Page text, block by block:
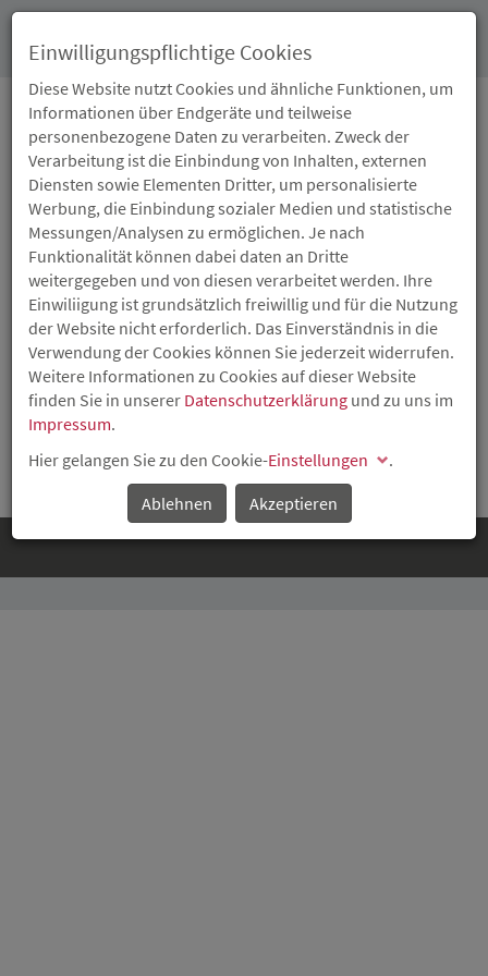
GLOSSAR
CORPORATE VENTURING
Übliche Bezeichnung von Beteiligungskapital, das von
Unternehmen oder verbundenen Beteiligungsgesellschaften
zur Verfügung gestellt wird, die ein weitergehendes Interesse
an dem Unternehmen haben (z. B. Lieferantenkontakte,
strategische Ausrichtung der Geschäfte, Übernahmegedanken
etc.).
Zurück
Einwilligungspflichtige Cookies
Diese Website nutzt Cookies und ähnliche Funktionen, um
Informationen über Endgeräte und teilweise
personenbezogene Daten zu verarbeiten. Zweck der
Verarbeitung ist die Einbindung von Inhalten, externen
Diensten sowie Elementen Dritter, um personalisierte
Werbung, die Einbindung sozialer Medien und statistische
Messungen/Analysen zu ermöglichen. Je nach
Funktionalität können dabei daten an Dritte
weitergegeben und von diesen verarbeitet werden. Ihre
Einwiliigung ist grundsätzlich freiwillig und für die Nutzung
der Website nicht erforderlich. Das Einverständnis in die
Verwendung der Cookies können Sie jederzeit widerrufen.
Weitere Informationen zu Cookies auf dieser Website
finden Sie in unserer Datenschutzerklärung und zu uns im
Impressum.
Hier gelangen Sie zu den Cookie-Einstellungen
.
Ablehnen
Akzeptieren